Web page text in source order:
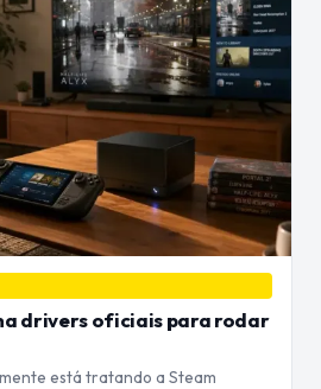
drivers oficiais para rodar
está tratando a Steam